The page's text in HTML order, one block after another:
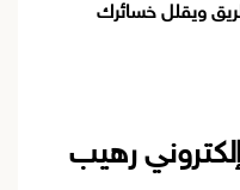
ويقلل خسائرك
رهيب